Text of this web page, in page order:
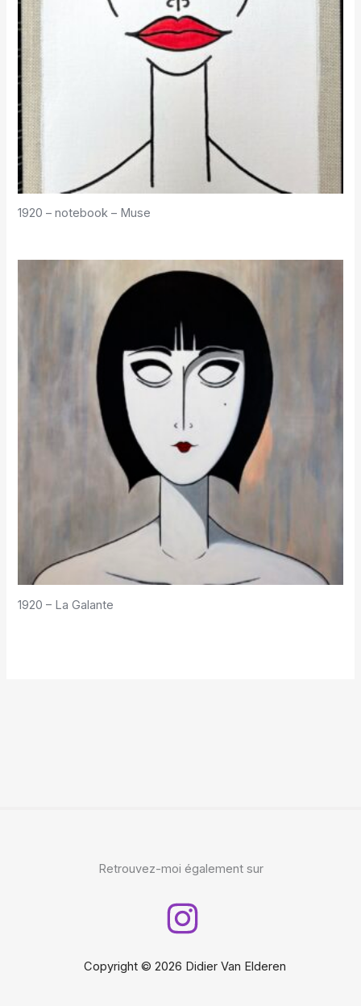
1920 – notebook – Muse
1920 – La Galante
Retrouvez-moi également sur
Copyright © 2026 Didier Van Elderen